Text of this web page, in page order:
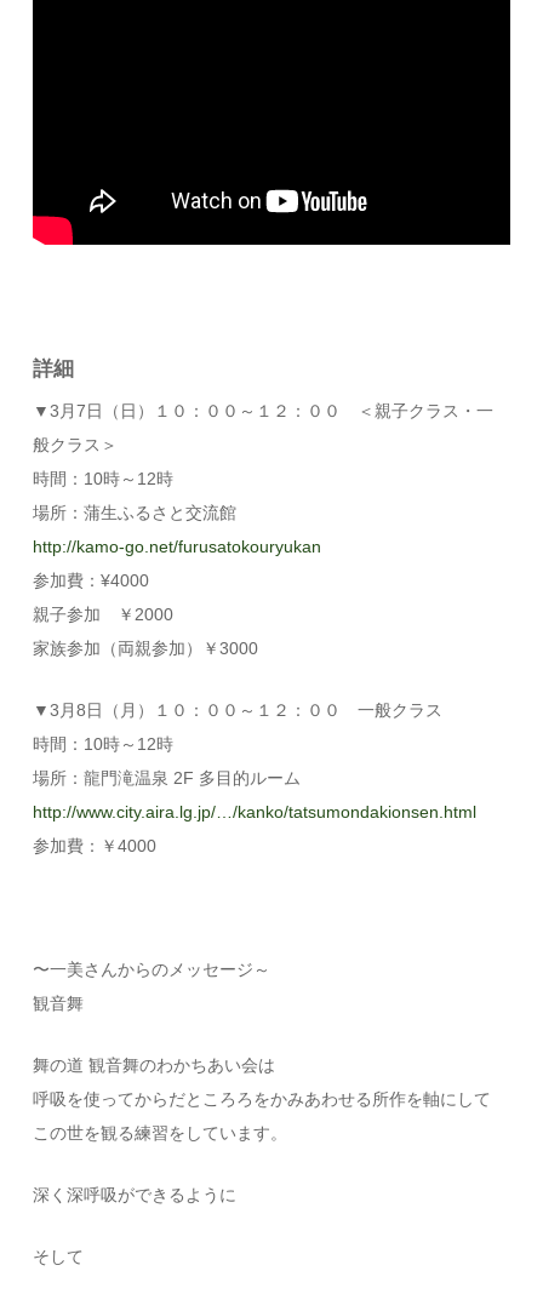
詳細
▼3月7日（日）１０：００～１２：００ ＜親子クラス・一
般クラス＞
時間：10時～12時
場所：蒲生ふるさと交流館
http://kamo-go.net/furusatokouryukan
参加費：¥4000
親子参加 ￥2000
家族参加（両親参加）￥3000
▼3月8日（月）１０：００～１２：００ 一般クラス
時間：10時～12時
場所：龍門滝温泉 2F 多目的ルーム
http://www.city.aira.lg.jp/…/kanko/tatsumondakionsen.html
参加費：￥4000
〜一美さんからのメッセージ～
観音舞
舞の道 観音舞のわかちあい会は
呼吸を使ってからだところろをかみあわせる所作を軸にして
この世を観る練習をしています。
深く深呼吸ができるように
そして